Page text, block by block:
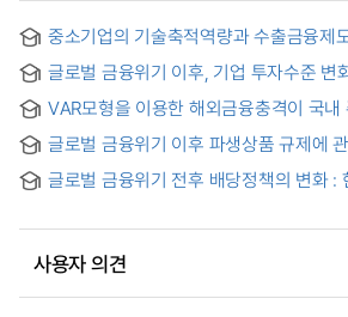
중소기업의 기술축적역량과 수출금융제
미치는 영향에 관한 연구 : 글로벌확장성
(A) Study on the Effect of SMEs’
Capability and Utilization of Export
Export Performance : Focusing on
Global Scalability
글로벌 금융위기 이후, 기업 투자수준 변
미치는 영향 = A study on the impact
investment level changes on the
performance after the global financial
VAR모형을 이용한 해외금융충격이 국내
미치는 영향 분석 : 글로벌 금융위기 중
the effects of Foreign Financial
price, Interest rate, Exchange rate
Focusing on Recent Global Financial
글로벌 금융위기 이후 파생상품 규제에
글로벌 금융위기 전후 배당정책의 변화 :
사용자 의견